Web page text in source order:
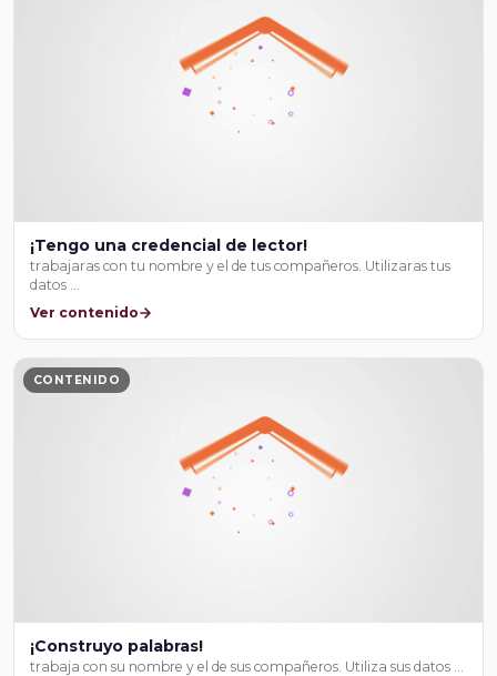
¡Tengo una credencial de lector!
trabajaras con tu nombre y el de tus compañeros. Utilizaras tus
datos …
Ver contenido
CONTENIDO
¡Construyo palabras!
trabaja con su nombre y el de sus compañeros. Utiliza sus datos …